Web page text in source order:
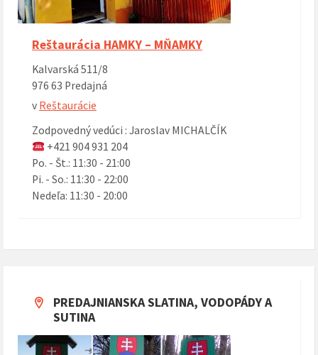
Reštaurácia HAMKY – MŇAMKY
Kalvarská 511/8
976 63 Predajná
v Reštaurácie
Zodpovedný vedúci : Jaroslav MICHALČÍK
+421 904 931 204
Po. - Št.: 11:30 - 21:00
Pi. - So.: 11:30 - 22:00
Nedeľa: 11:30 - 20:00
PREDAJNIANSKA SLATINA, VODOPÁDY A
SUTINA